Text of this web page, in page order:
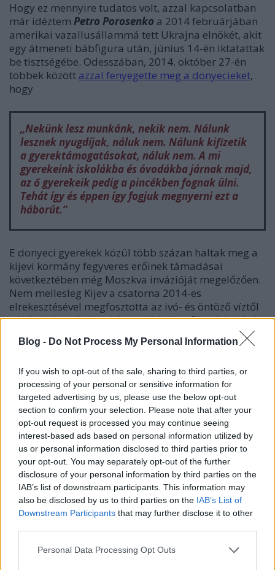
Blog - Do Not Process My Personal Information
If you wish to opt-out of the sale, sharing to third parties, or
processing of your personal or sensitive information for
targeted advertising by us, please use the below opt-out
section to confirm your selection. Please note that after your
opt-out request is processed you may continue seeing
interest-based ads based on personal information utilized by
us or personal information disclosed to third parties prior to
your opt-out. You may separately opt-out of the further
disclosure of your personal information by third parties on the
IAB’s list of downstream participants. This information may
also be disclosed by us to third parties on the IAB’s List of
Downstream Participants that may further disclose it to other
Please note that this website/app uses one or more Google
Personal Data Processing Opt Outs
Hogy ez mennyire tudatos volt, azzal kapcsolatban
már idéztem Petro Porosenko a 2014 februárjában
amerikai vazallusállammá tett Ukrajna elnökét, akit
egy átmeneti bábfigura után, június 14-én iktatattak
be tisztségébe. Odesszában, 2014. október 27-én
többek között azzal fenyegette meg a donyecieket,
hogy
„Nekünk lesz munkánk, nekik nem. Nálunk
lesznek nyugdíjak, náluk nem. Nálunk kifizetik
a gyerektámogatásokat, náluk nem. A mi
gyerekeink iskolákba és óvodákba járnak majd,
az ő gyerekeik pedig a pincékben fognak ülni.
Tehát így és éppen így fogjuk megnyerni ezt a
háborút.”
E donyeci gyerekek közül több százan haltak meg a
kijevi kormány fegyveres erőinek támadásai
következtében még Moszkva invázióját megelőzően.
Nem mellesleg Kijev a csatorna 2014-es
elrekesztésével megfosztotta az ivó- és öntöző víztől
a Krím lakosságát, s bár rendkívüli erőfeszítésekkel
az ivóvizet biztosította Oroszország, az öntözés csak
azt követően vált lehetővé, hogy a bevonuló orosz
hol volt a nemzetközi bíróság e nyilvánvalóan
emberiség elleni bűntettek elkövetésekor? És hol
voltak a ma is egyoldalú jelentéseket közzétevő
szervezetek, nyugati lapok, a most hangoskodó
parlamentek?
Természetesen, nem tudható, hogy ebben az
esetben amerikai utasítást hajtottak-e végre a bírák,
vagy csupán az általános ruszofób hullámra
kapaszkodtak fel. Ám a mostani hibrid háborúban
nem zárnám ki a színfalak mögötti washingtoni
játszmát ebben az ügyben sem. Akárhogy is,
csatlakoztak azokhoz a nemzetközi pénzügyi,
kereskedelmi, gazdasági, sport-, kulturális stb.